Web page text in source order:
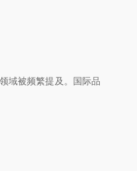
域被频繁提及。国际品